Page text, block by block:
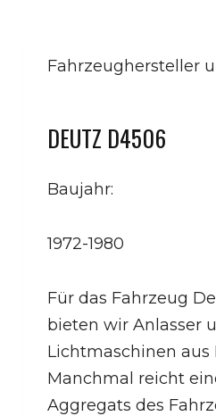
Fahrzeughersteller
DEUTZ D4506
Baujahr:
1972-1980
Für das Fahrzeug
bieten wir Anlasser
Lichtmaschinen aus
Manchmal reicht
Aggregats des